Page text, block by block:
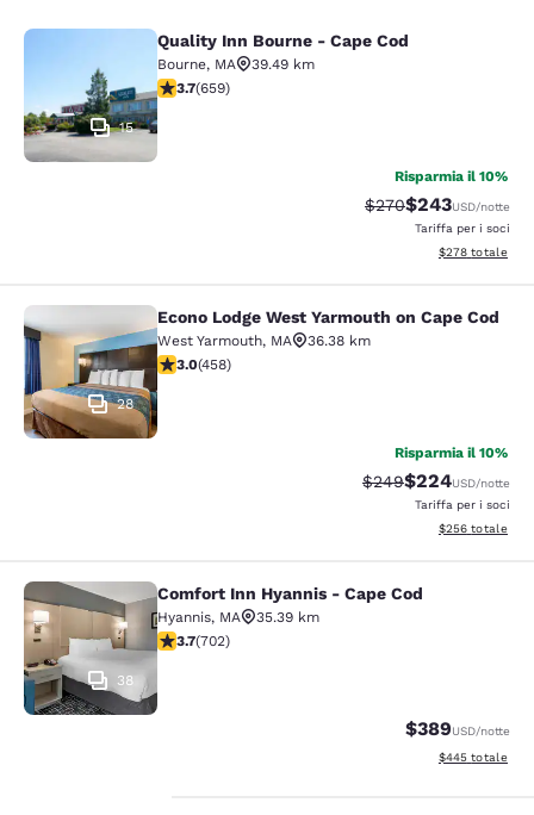
Quality Inn Bourne - Cape Cod
15
Quality Inn Bourne - Cape Cod
Bourne, MA
39.49 km
Valutazione di 3.67 stelle. Buono. 659 recensioni
3.7(659)
Risparmia il 10%
Tariffa di barratura:
$270Tariffa
$243USD/notte
Tariffa per i soci
Visualizza i
$278 totale
Econo Lodge West Yarmouth on
28
Econo Lodge West Yarmouth on Cape Cod
West Yarmouth, MA
36.38 km
Valutazione di 2.95 stelle. Discreto. 458 recensioni
3.0(458)
Risparmia il 10%
Tariffa di barratura:
$249Tariffa
$224USD/notte
Tariffa per i soci
Visualizza i
$256 totale
Comfort Inn Hyannis - Cape Cod
38
Comfort Inn Hyannis - Cape Cod
Hyannis, MA
35.39 km
Valutazione di 3.7 stelle. Buono. 702 recensioni
3.7(702)
$389USD/notte
Visualizza i
$445 totale